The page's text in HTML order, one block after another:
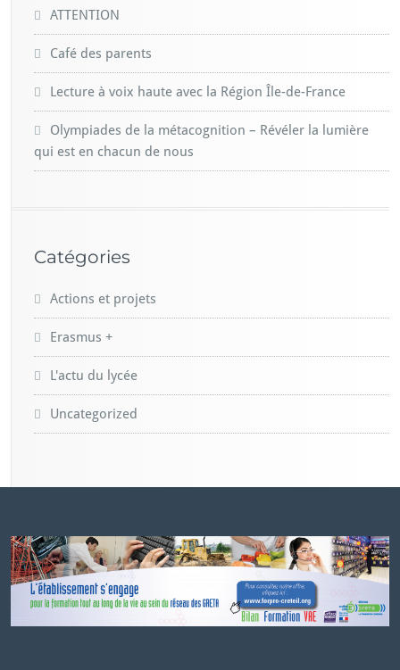
ATTENTION
Café des parents
Lecture à voix haute avec la Région Île-de-France
Olympiades de la métacognition – Révéler la lumière
qui est en chacun de nous
Catégories
Actions et projets
Erasmus +
L'actu du lycée
Uncategorized